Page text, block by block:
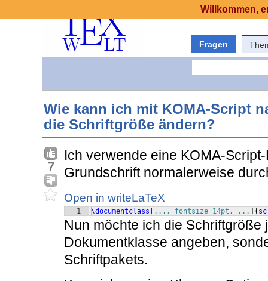
Fragen
Wie kann ich mit KOMA-Script
die Schriftgröße ändern?
7
Ich verwende eine KOMA-
Grundschrift normalerweise
Open in writeLaTeX
1 \documentclass ..., fontsize=14pt, ... {
Nun möchte ich die
Dokumentklasse angeben,
Schriftpakets.
Willkommen,